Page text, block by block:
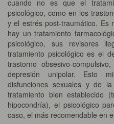
cuando no es que el
psicológico, como en los
y el estrés post-traumático. Es
hay un tratamiento
psicológico, sus revisores
tratamiento psicológico es el
trastorno obsesivo-
depresión unipolar. Esto
disfunciones sexuales y de
tratamiento bien establecido
hipocondría), el psicológico
caso, el más recomendable en